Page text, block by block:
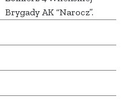
Brygady AK “Narocz”.